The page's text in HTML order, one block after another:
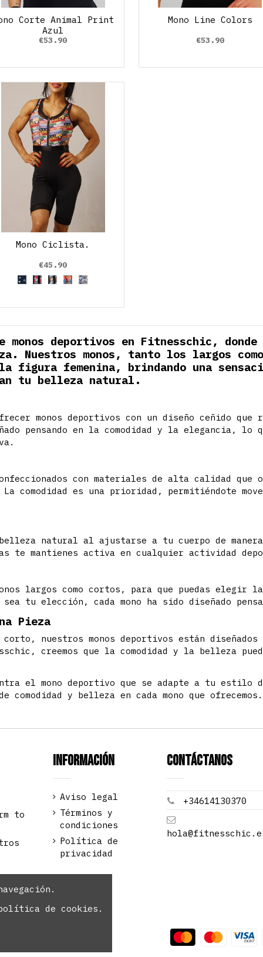
Corte Animal Print
Azul
€53.90
Mono Line Colors
€53.90
Mono Ciclista.
€45.90
Estrellas B_N
LuigyRobyRoby colors
Robry Grises
monos deportivos en Fitnesschic,
Nuestros monos, tanto los largos
figura femenina, brindando una
tu belleza natural.
monos deportivos con un diseño ceñido
pensando en la comodidad y la elegancia,
con materiales de alta calidad
comodidad es una prioridad, permitiéndote
natural al ajustarse a tu cuerpo de
te mantienes activa en cualquier actividad
largos como cortos, para que puedas elegir
tu elección, cada mono ha sido diseñado
Pieza
nuestros monos deportivos están diseñados
creemos que la comodidad y la belleza
el mono deportivo que se adapte a tu
comodidad y belleza en cada mono que ofrecemos.
to
Información
Aviso legal
Términos y
condiciones
Política de
privacidad
Contáctanos
+34614130370
de cookies.